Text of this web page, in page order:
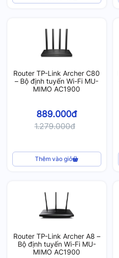
Router TP-Link Archer C80
– Bộ định tuyến Wi-Fi MU-
MIMO AC1900
889.000đ
1.279.000đ
Thêm vào giỏ
Router TP-Link Archer A8 –
Bộ định tuyến Wi-Fi MU-
MIMO AC1900